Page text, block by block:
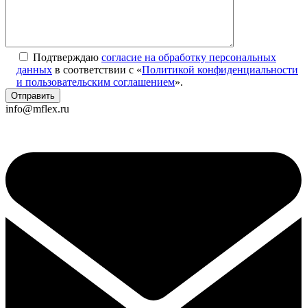
Подтверждаю согласие на обработку персональных
данных в соответствии с «Политикой конфиденциальности
и пользовательским соглашением».
info@mflex.ru